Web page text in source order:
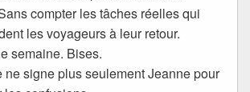
compter les tâches réelles qui
les voyageurs à leur retour.
semaine. Bises.
ne signe plus seulement Jeanne pour